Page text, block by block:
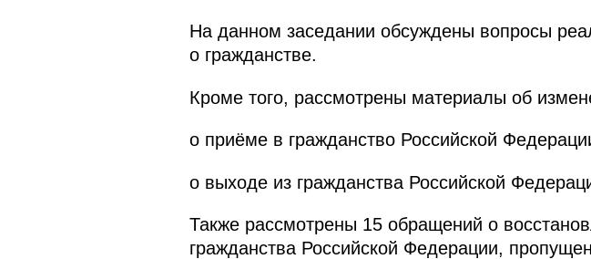
На данном заседании обсуждены вопросы
о гражданстве.
Кроме того, рассмотрены материалы об
о приёме в гражданство Российской
о выходе из гражданства Российской
Также рассмотрены 15 обращений о
гражданства Российской Федерации,